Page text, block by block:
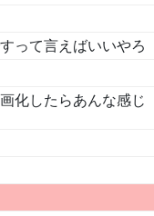
って言えばいいやろ
化したらあんな感じ